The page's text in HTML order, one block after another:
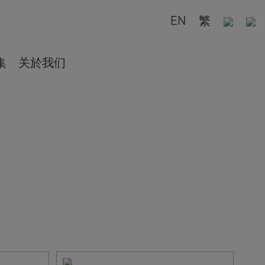
EN 繁
关於我们